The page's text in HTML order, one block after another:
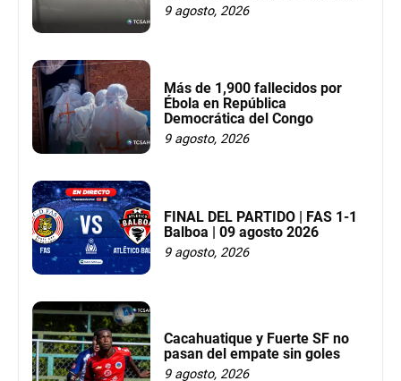
9 agosto, 2026
Más de 1,900 fallecidos por
Ébola en República
Democrática del Congo
9 agosto, 2026
FINAL DEL PARTIDO | FAS 1-1
Balboa | 09 agosto 2026
9 agosto, 2026
Cacahuatique y Fuerte SF no
pasan del empate sin goles
9 agosto, 2026